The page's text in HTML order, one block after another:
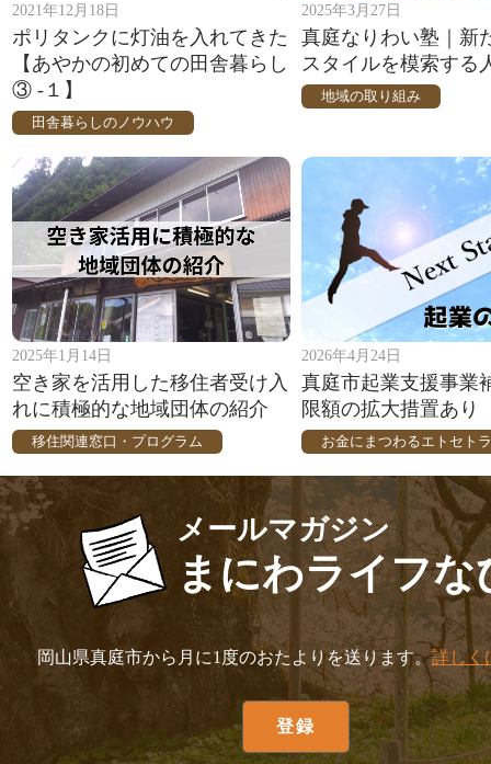
2021年12月18日
ポリタンクに灯油を入れてきた
【あやかの初めての田舎暮らし
③ -１】
田舎暮らしのノウハウ
2025年3月27日
真庭なりわい塾｜新
スタイルを模索する
地域の取り組み
2025年1月14日
空き家を活用した移住者受け入
れに積極的な地域団体の紹介
移住関連窓口・プログラム
2026年4月24日
真庭市起業支援事業
限額の拡大措置あり
お金にまつわるエトセト
メールマガジン
まにわライフな
岡山県真庭市から月に1度のおたよりを送ります。詳しく